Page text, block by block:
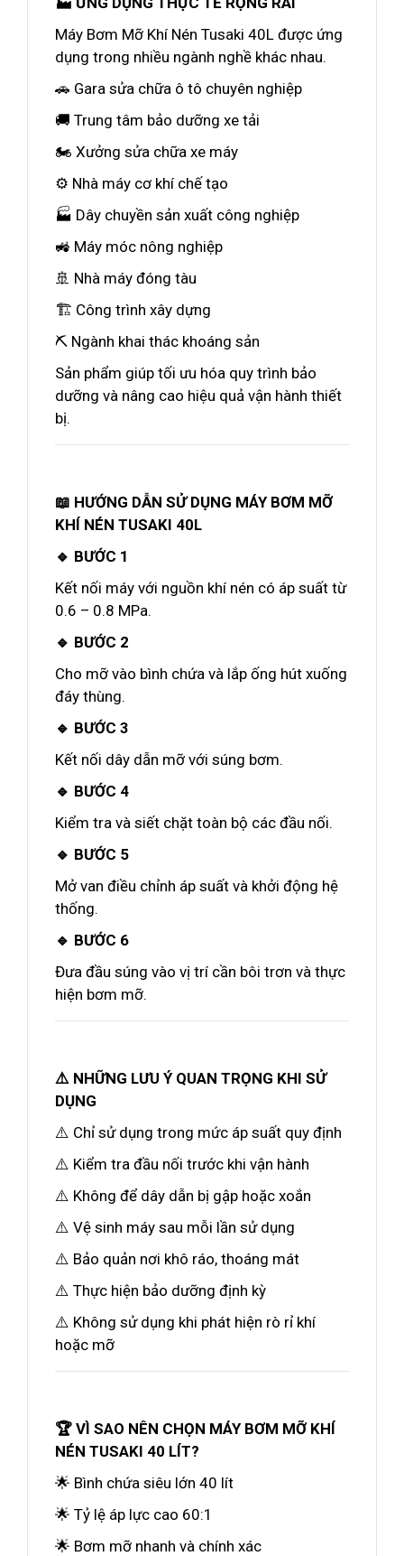
Máy Bơm Mỡ Khí Nén Tusaki 40L được ứng
dụng trong nhiều ngành nghề khác nhau.
🚗 Gara sửa chữa ô tô chuyên nghiệp
🚚 Trung tâm bảo dưỡng xe tải
🏍️ Xưởng sửa chữa xe máy
⚙️ Nhà máy cơ khí chế tạo
🏭 Dây chuyền sản xuất công nghiệp
🚜 Máy móc nông nghiệp
🚢 Nhà máy đóng tàu
🏗️ Công trình xây dựng
⛏️ Ngành khai thác khoáng sản
Sản phẩm giúp tối ưu hóa quy trình bảo
dưỡng và nâng cao hiệu quả vận hành thiết
bị.
📖 HƯỚNG DẪN SỬ DỤNG MÁY BƠM MỠ
KHÍ NÉN TUSAKI 40L
🔹 BƯỚC 1
Kết nối máy với nguồn khí nén có áp suất từ
0.6 – 0.8 MPa.
🔹 BƯỚC 2
Cho mỡ vào bình chứa và lắp ống hút xuống
đáy thùng.
🔹 BƯỚC 3
Kết nối dây dẫn mỡ với súng bơm.
🔹 BƯỚC 4
Kiểm tra và siết chặt toàn bộ các đầu nối.
🔹 BƯỚC 5
Mở van điều chỉnh áp suất và khởi động hệ
thống.
🔹 BƯỚC 6
Đưa đầu súng vào vị trí cần bôi trơn và thực
hiện bơm mỡ.
⚠️ NHỮNG LƯU Ý QUAN TRỌNG KHI SỬ
DỤNG
⚠️ Chỉ sử dụng trong mức áp suất quy định
⚠️ Kiểm tra đầu nối trước khi vận hành
⚠️ Không để dây dẫn bị gập hoặc xoắn
⚠️ Vệ sinh máy sau mỗi lần sử dụng
⚠️ Bảo quản nơi khô ráo, thoáng mát
⚠️ Thực hiện bảo dưỡng định kỳ
⚠️ Không sử dụng khi phát hiện rò rỉ khí
hoặc mỡ
🏆 VÌ SAO NÊN CHỌN MÁY BƠM MỠ KHÍ
NÉN TUSAKI 40 LÍT?
🌟 Bình chứa siêu lớn 40 lít
🌟 Tỷ lệ áp lực cao 60:1
🌟 Bơm mỡ nhanh và chính xác